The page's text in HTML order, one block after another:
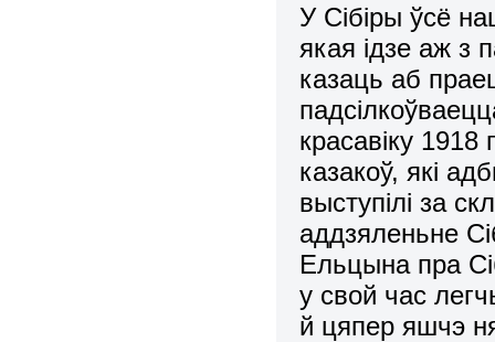
У Сібіры ўсё
якая ідзе аж з
казаць аб
красавіку
казакоў, які
выступілі за
аддзяленьне
Ельцына пра
у свой час
й цяпер яшчэ